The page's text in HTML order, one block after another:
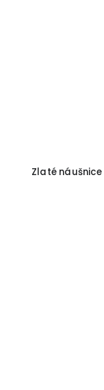
Zlaté náušnice